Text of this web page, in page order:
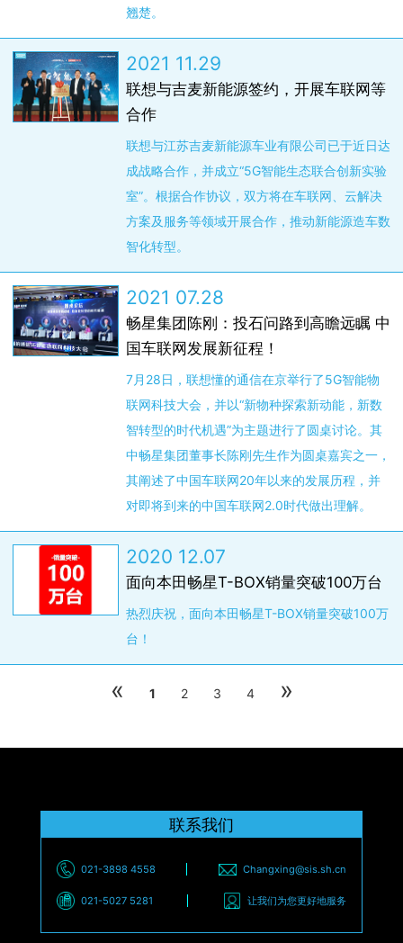
翘楚。
2021 11.29
联想与吉麦新能源签约，开展车联网等
合作
联想与江苏吉麦新能源车业有限公司已于近日达
成战略合作，并成立“5G智能生态联合创新实验
室”。根据合作协议，双方将在车联网、云解决
方案及服务等领域开展合作，推动新能源造车数
智化转型。
2021 07.28
畅星集团陈刚：投石问路到高瞻远瞩 中
国车联网发展新征程！
7月28日，联想懂的通信在京举行了5G智能物
联网科技大会，并以“新物种探索新动能，新数
智转型的时代机遇”为主题进行了圆桌讨论。其
中畅星集团董事长陈刚先生作为圆桌嘉宾之一，
其阐述了中国车联网20年以来的发展历程，并
对即将到来的中国车联网2.0时代做出理解。
2020 12.07
面向本田畅星T-BOX销量突破100万台
热烈庆祝，面向本田畅星T-BOX销量突破100万
台！
« 1 2 3 4 »
联系我们
021-3898 4558 Changxing@sis.sh.cn
021-5027 5281 让我们为您更好地服务